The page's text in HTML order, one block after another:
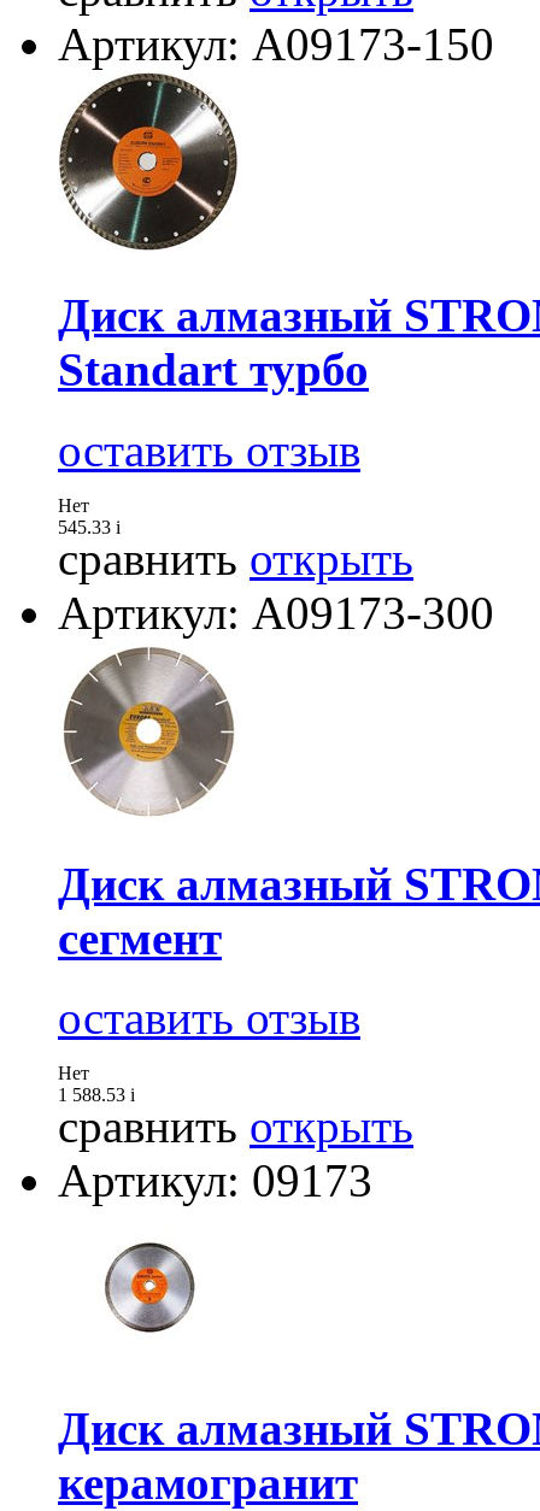
Артикул: А09173-150
Диск алмазный
Standart турбо
оставить отзыв
Нет
545.33 i
сравнить открыть
Артикул: А09173-300
Диск алмазный
сегмент
оставить отзыв
Нет
1 588.53 i
сравнить открыть
Артикул: 09173
Диск алмазный
керамогранит